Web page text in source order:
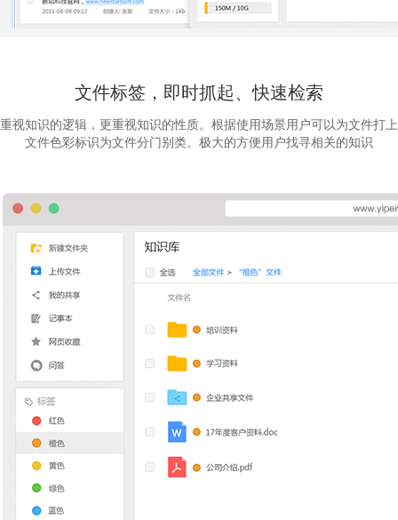
文件标签，即时抓起、快速检索
重视知识的逻辑，更重视知识的性质。根据使用场景用户可以为文件打上
文件色彩标识为文件分门别类。极大的方便用户找寻相关的知识